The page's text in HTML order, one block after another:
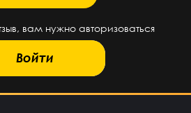
вам нужно авторизоваться
Войти